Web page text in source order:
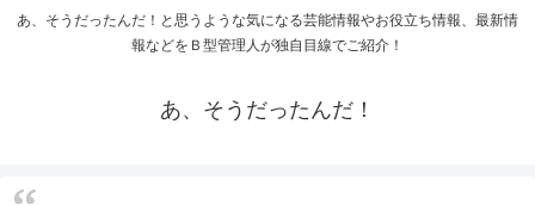
あ、そうだったんだ！と思うような気になる芸能情報やお役立ち情報、最新情
報などをＢ型管理人が独自目線でご紹介！
あ、そうだったんだ！